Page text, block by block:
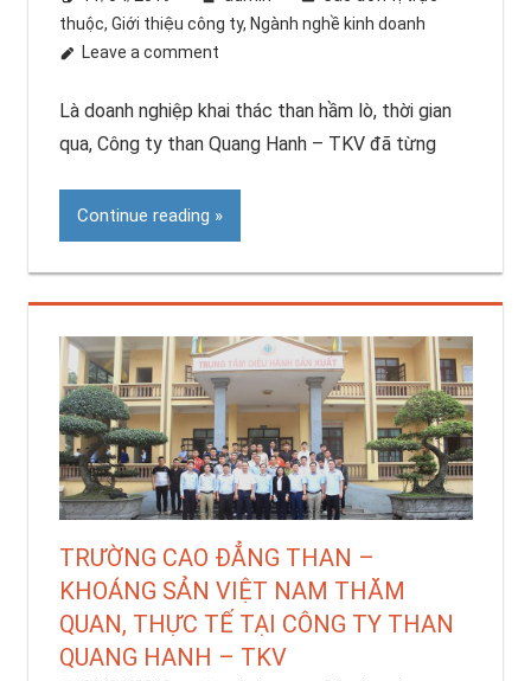
thuộc, Giới thiệu công ty, Ngành nghề kinh doanh
Leave a comment
Là doanh nghiệp khai thác than hầm lò, thời gian
qua, Công ty than Quang Hanh – TKV đã từng
Continue reading
TRƯỜNG CAO ĐẲNG THAN –
KHOÁNG SẢN VIỆT NAM THĂM
QUAN, THỰC TẾ TẠI CÔNG TY THAN
QUANG HANH – TKV